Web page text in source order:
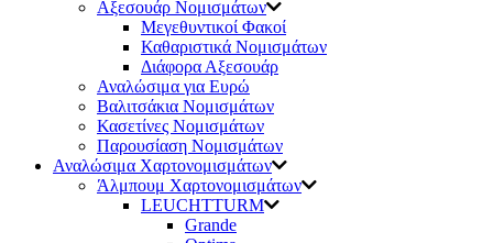
Αξεσουάρ Νομισμάτων
Μεγεθυντικοί Φακοί
Καθαριστικά Νομισμάτων
Διάφορα Αξεσουάρ
Αναλώσιμα για Ευρώ
Βαλιτσάκια Νομισμάτων
Κασετίνες Νομισμάτων
Παρουσίαση Νομισμάτων
Αναλώσιμα Χαρτονομισμάτων
Άλμπουμ Χαρτονομισμάτων
LEUCHTTURM
Grande